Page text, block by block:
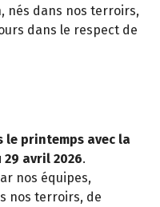
nés dans nos terroirs,
dans le respect de
le printemps avec la
avril 2026.
nos équipes,
nos terroirs, de